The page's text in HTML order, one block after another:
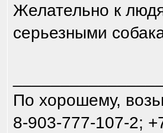
Желательно к
серьезными
По хорошему,
8-903-777-107-2;